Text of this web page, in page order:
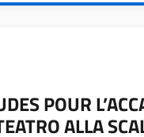
POUR
ALLA